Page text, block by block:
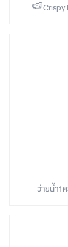
🍉Crispy
ว่ายน้ำ1